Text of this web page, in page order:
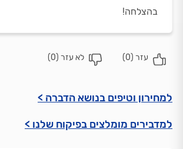
בהצלחה!
0
)
0
)
למחירון וטיפים בנושא הדברה >
למדבירים מומלצים בפיקוח שלנו >